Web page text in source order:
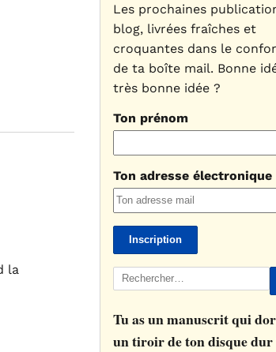
la
Les prochaines
blog, livrées fraîches et
croquantes dans le
de ta boîte mail. Bonne
très bonne idée ?
Ton prénom
Ton adresse électronique
Rechercher :
Tu as un manuscrit qui
un tiroir de ton disque dur